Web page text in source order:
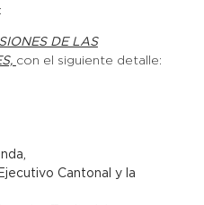
DE LAS
con el siguiente detalle:
Cantonal y la